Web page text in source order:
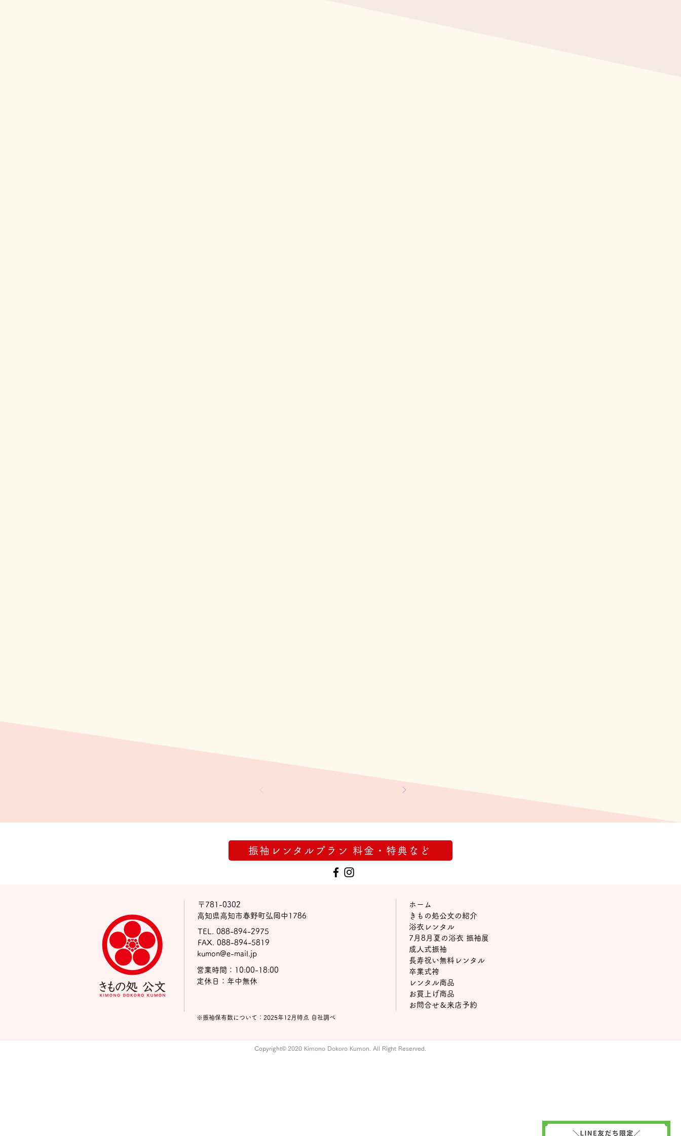
振袖レンタルプラン 料金・特典など
〒781-0302
高知県高知市春野町弘岡中1786
TEL. 088-894-2975
FAX. 088-894-5819
kumon@e-mail.jp
営業時間：10:00-18:00
定休日：年中無休
ホーム
きもの処公文の紹介
浴衣レンタル
7月8月夏の浴衣 振袖展
成人式振袖
長寿祝い無料レンタル
卒業式袴
レンタル商品
お買上げ商品
お問合せ＆来店予約
※振袖保有数について：2025年12月時点 自社調べ
Copyright©2020 Kimono Dokoro Kumon. All Right Reserved.